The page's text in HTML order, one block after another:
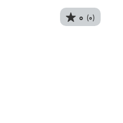
0 (0)